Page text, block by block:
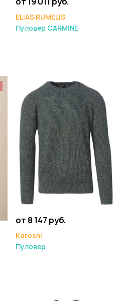
ELIAS RUMELIS
Пуловер CARMINE
от 8 147 руб.
Koroshi
Пуловер